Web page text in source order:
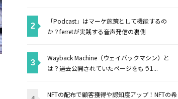
「Podcast」はマーケ施策として機能するの
か？ferretが実践する音声発信の裏側
Wayback Machine（ウェイバックマシン）と
は？過去公開されていたページをもう1...
NFTの配布で顧客獲得や認知度アップ！NFTの希